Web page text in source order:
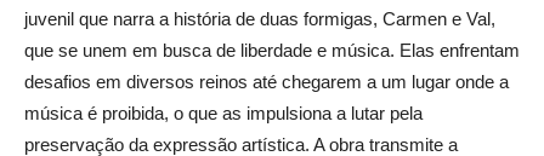
juvenil que narra a história de duas formigas, Carmen e Val,
que se unem em busca de liberdade e música. Elas enfrentam
desafios em diversos reinos até chegarem a um lugar onde a
música é proibida, o que as impulsiona a lutar pela
preservação da expressão artística. A obra transmite a